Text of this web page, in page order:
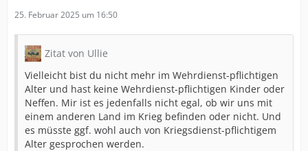
25. Februar 2025 um 16:50
Zitat von Ullie
Vielleicht bist du nicht mehr im Wehrdienst-pflichtigen
Alter und hast keine Wehrdienst-pflichtigen Kinder oder
Neffen. Mir ist es jedenfalls nicht egal, ob wir uns mit
einem anderen Land im Krieg befinden oder nicht. Und
es müsste ggf. wohl auch von Kriegsdienst-pflichtigem
Alter gesprochen werden.